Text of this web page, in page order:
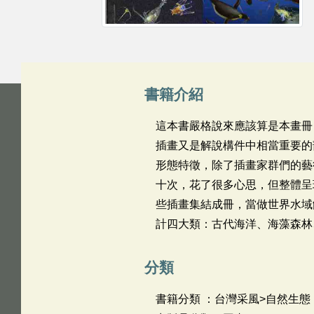
書籍介紹
這本書嚴格說來應該算是本畫
插畫又是解說構件中相當重要
形態特徵，除了插畫家群們的
十次，花了很多心思，但整體
些插畫集結成冊，當做世界水
計四大類：古代海洋、海藻森
分類
書籍分類 ：台灣采風>自然生態